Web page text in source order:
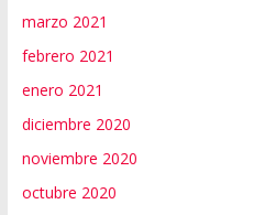
marzo 2021
febrero 2021
enero 2021
diciembre 2020
noviembre 2020
octubre 2020